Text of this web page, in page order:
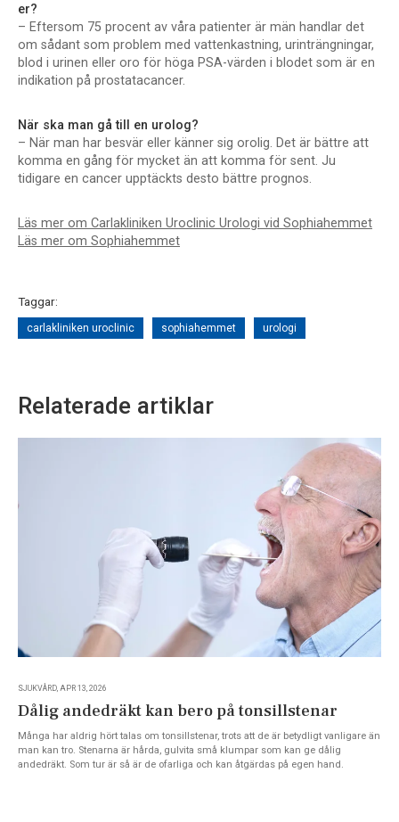
er?
– Eftersom 75 procent av våra patienter är män handlar det
om sådant som problem med vattenkastning, urinträngningar,
blod i urinen eller oro för höga PSA-värden i blodet som är en
indikation på prostatacancer.
När ska man gå till en urolog?
– När man har besvär eller känner sig orolig. Det är bättre att
komma en gång för mycket än att komma för sent. Ju
tidigare en cancer upptäckts desto bättre prognos.
Läs mer om Carlakliniken Uroclinic Urologi vid Sophiahemmet
Läs mer om Sophiahemmet
Taggar:
carlakliniken uroclinic sophiahemmet urologi
Relaterade artiklar
SJUKVÅRD, APR 13, 2026
Dålig andedräkt kan bero på tonsillstenar
Många har aldrig hört talas om tonsillstenar, trots att de är betydligt vanligare än
man kan tro. Stenarna är hårda, gulvita små klumpar som kan ge dålig
andedräkt. Som tur är så är de ofarliga och kan åtgärdas på egen hand.